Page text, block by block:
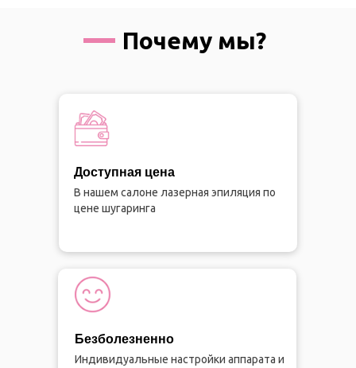
Индивидуальные настройки аппарата и
В нашем салоне лазерная эпиляция по
цене шугаринга
Почему мы?
Доступная цена
Безболезненно